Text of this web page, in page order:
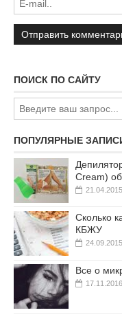
ПОИСК ПО САЙТУ
ПОПУЛЯРНЫЕ
Cream)
21.04.2015
Сколько
КБЖУ
24.09.2015
Все о
17.11.2016